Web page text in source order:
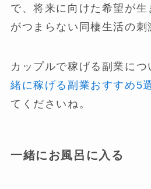
で、将来に向けた希望が
がつまらない同棲生活の刺
カップルで稼げる副業につ
緒に稼げる副業おすすめ5
てくださいね。
一緒にお風呂に入る